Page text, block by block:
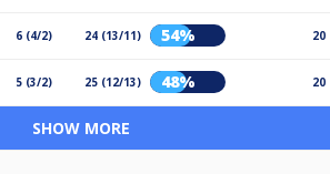
6 (4/2) 24 (13/11) 54% 20
5 (3/2) 25 (12/13) 48% 20
SHOW MORE